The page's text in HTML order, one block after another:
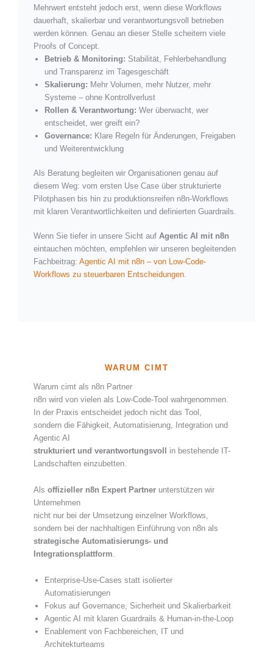
Mehrwert entsteht jedoch erst, wenn diese Workflows
dauerhaft, skalierbar und verantwortungsvoll betrieben
werden können. Genau an dieser Stelle scheitern viele
Proofs of Concept.
Betrieb & Monitoring: Stabilität, Fehlerbehandlung
und Transparenz im Tagesgeschäft
Skalierung: Mehr Volumen, mehr Nutzer, mehr
Systeme – ohne Kontrollverlust
Rollen & Verantwortung: Wer überwacht, wer
entscheidet, wer greift ein?
Governance: Klare Regeln für Änderungen, Freigaben
und Weiterentwicklung
Als Beratung begleiten wir Organisationen genau auf
diesem Weg: vom ersten Use Case über strukturierte
Pilotphasen bis hin zu produktionsreifen n8n-Workflows
mit klaren Verantwortlichkeiten und definierten Guardrails.
Wenn Sie tiefer in unsere Sicht auf Agentic AI mit n8n
eintauchen möchten, empfehlen wir unseren begleitenden
Fachbeitrag: Agentic AI mit n8n – von Low-Code-
Workflows zu steuerbaren Entscheidungen.
WARUM CIMT
Warum cimt als n8n Partner
n8n wird von vielen als Low-Code-Tool wahrgenommen.
In der Praxis entscheidet jedoch nicht das Tool,
sondern die Fähigkeit, Automatisierung, Integration und
Agentic AI
strukturiert und verantwortungsvoll
in bestehende IT-
Landschaften einzubetten.
Als offizieller n8n Expert Partnerunterstützen wir
Unternehmen
nicht nur bei der Umsetzung einzelner Workflows,
sondern bei der nachhaltigen Einführung von n8n als
strategische Automatisierungs- und
Integrationsplattform.
Enterprise-Use-Cases statt isolierter
Automatisierungen
Fokus auf Governance, Sicherheit und Skalierbarkeit
Agentic AI mit klaren Guardrails & Human-in-the-Loop
Enablement von Fachbereichen, IT und
Architekturteams